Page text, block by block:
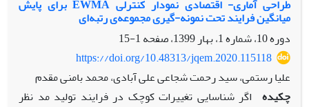
طراحی آماری- اقتصادی نمودار کنترلی EWMA برای پایش
میانگین فرایند تحت نمونه-گیری مجموعه‌ی رتبه‌ای
دوره 10، شماره 1، بهار 1399، صفحه
1-15
https://doi.org/10.48313/jqem.2020.115118
علیا رستمی، سید رحمت شجاعی علی آبادی، محمد بامنی مقدم
چکیده اگر شناسایی تغییرات کوچک در فرایند تولید مد نظر